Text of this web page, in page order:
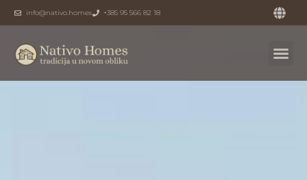
info@nativo.homes +385 95 566 82 18